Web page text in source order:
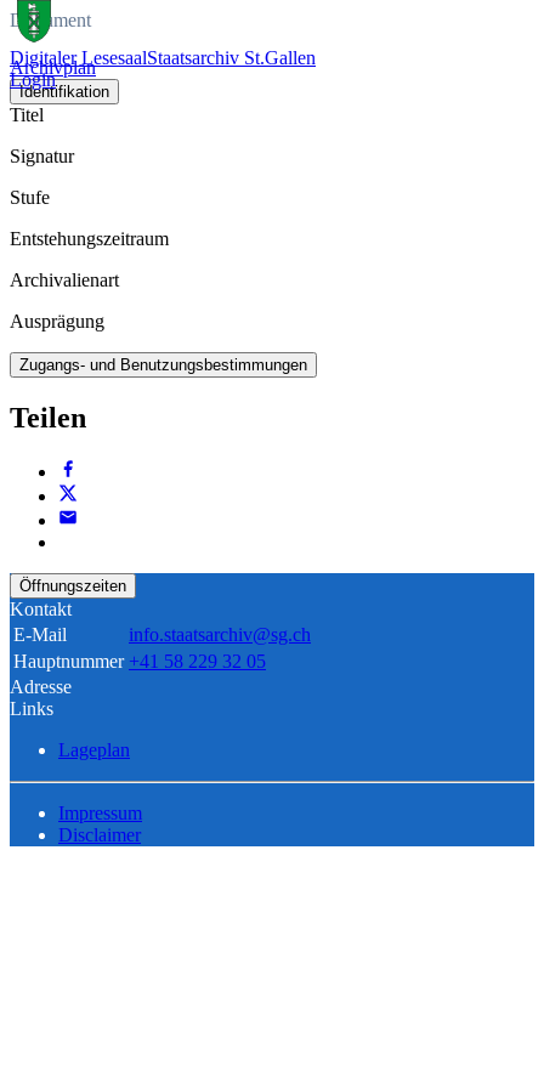
Digitaler LesesaalStaatsarchiv St.Gallen
Login
Dokument
Archivplan
Identifikation
Titel
Signatur
Stufe
Entstehungszeitraum
Archivalienart
Ausprägung
Zugangs- und Benutzungsbestimmungen
Teilen
Öffnungszeiten
Kontakt
E-Mail
info.staatsarchiv@sg.ch
Hauptnummer +41 58 229 32 05
Adresse
Links
Lageplan
Impressum
Disclaimer